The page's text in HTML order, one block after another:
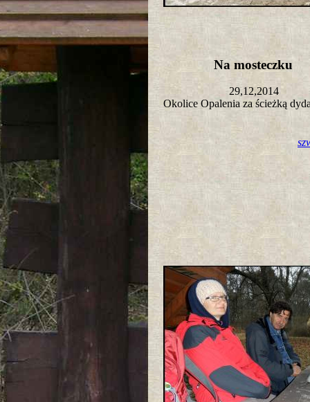
Na mosteczku
29,12,2014
Okolice Opalenia za ścieżką